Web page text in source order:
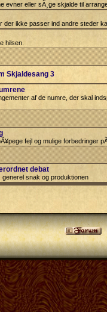
evner eller sÃ¸ge skjalde til
der ikke passer ind andre steder
hilsen.
Skjaldesang 3
af de numre, der skal
fejl og mulige forbedringer
debat
snak og produktionen